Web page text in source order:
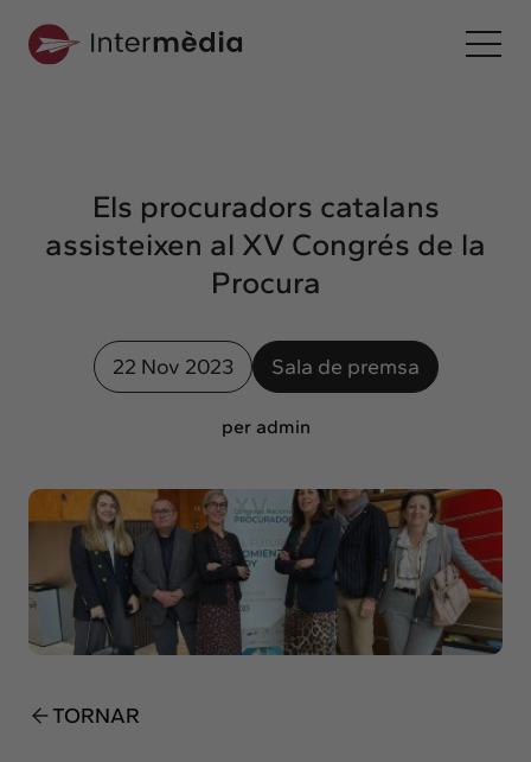
Interconnexió
Els nostres serveis
Projectes
Intermèdia
Clients
Insights
Actualitat
Intercanvi
Contacte
info@intermedia.cat
Els procuradors catalans
assisteixen al XV Congrés de la
Procura
22 Nov 2023 Sala de premsa
per admin
TORNAR